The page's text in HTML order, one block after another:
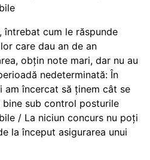
întrebat cum le răspunde
care dau an de an
obțin note mari, dar nu au
nedeterminată: În
am încercat să ținem cât se
bine sub control posturile
/ La niciun concurs nu poți
la început asigurarea unui